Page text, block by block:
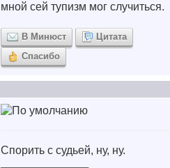
мной сей тупизм мог случиться.
В Минюст
Цитата
Спасибо
Спорить с судьей, ну, ну.